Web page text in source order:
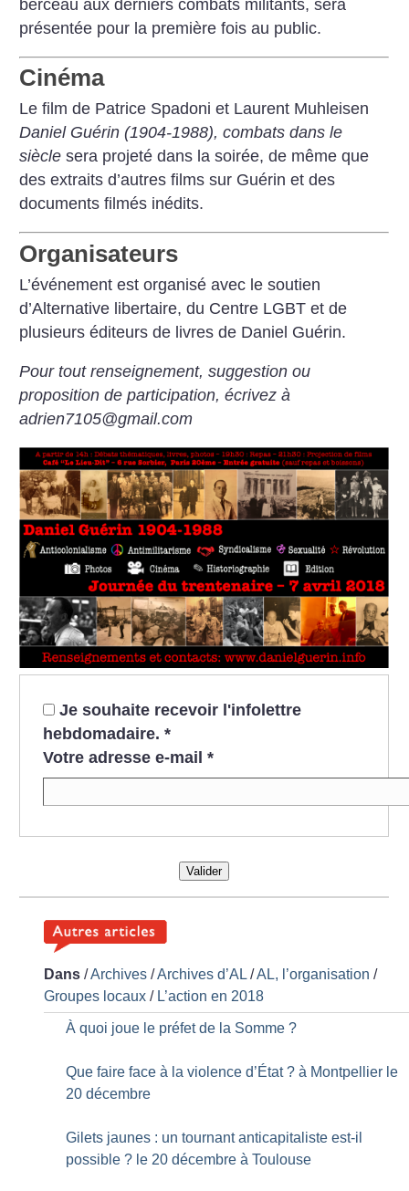
berceau aux derniers combats militants, sera
présentée pour la première fois au public.
Cinéma
Le film de Patrice Spadoni et Laurent Muhleisen
Daniel Guérin (1904-1988), combats dans le
siècle sera projeté dans la soirée, de même que
des extraits d’autres films sur Guérin et des
documents filmés inédits.
Organisateurs
L’événement est organisé avec le soutien
d’Alternative libertaire, du Centre LGBT et de
plusieurs éditeurs de livres de Daniel Guérin.
Pour tout renseignement, suggestion ou
proposition de participation, écrivez à
adrien7105@gmail.com
Je souhaite recevoir l'infolettre
hebdomadaire. *
Votre adresse e-mail *
Valider
Dans /Archives /Archives d’AL/AL, l’organisation /
Groupes locaux / L’action en 2018
À quoi joue le préfet de la Somme ?
Que faire face à la violence d’État ? à Montpellier le
20 décembre
Gilets jaunes : un tournant anticapitaliste est-il
possible ? le 20 décembre à Toulouse